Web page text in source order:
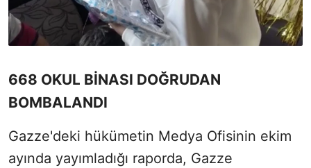
668 OKUL BİNASI DOĞRUDAN
BOMBALANDI
Gazze'deki hükümetin Medya Ofisinin ekim
ayında yayımladığı raporda, Gazze